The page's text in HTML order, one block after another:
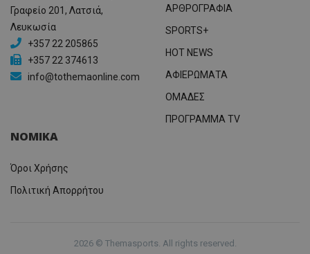
Γραφείο 201, Λατσιά,
Λευκωσία
+357 22 205865
+357 22 374613
info@tothemaonline.com
ΑΡΘΡΟΓΡΑΦΙΑ
SPORTS+
HOT NEWS
ΑΦΙΕΡΩΜΑΤΑ
ΟΜΑΔΕΣ
ΠΡΟΓΡΑΜΜΑ TV
ΝΟΜΙΚΑ
Όροι Χρήσης
Πολιτική Απορρήτου
2026 © Themasports. All rights reserved.